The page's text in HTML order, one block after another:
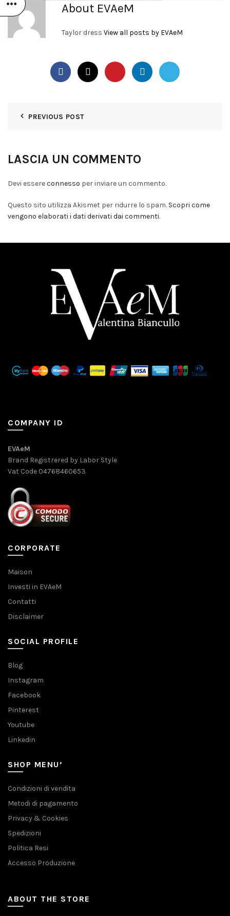
About EVAeM
Taylor dress View all posts by EVAeM
PREVIOUS POST
LASCIA UN COMMENTO
Devi essereconnesso per inviare un commento.
Questo sito utilizza Akismet per ridurre lo spam. Scopri come
vengono elaborati i dati derivati dai commenti.
COMPANY ID
EVAeM
Brand Registrered by Labor Style
Vat Code 04768460653
CORPORATE
Maison
Investi in EVAeM
Contatti
Disclaimer
SOCIAL PROFILE
Blog
Instagram
Facebook
Pinterest
Youtube
Linkedin
SHOP MENU’
Condizioni di vendita
Metodi di pagamento
Privacy & Cookies
Spedizioni
Politica Resi
Accesso Produzione
ABOUT THE STORE